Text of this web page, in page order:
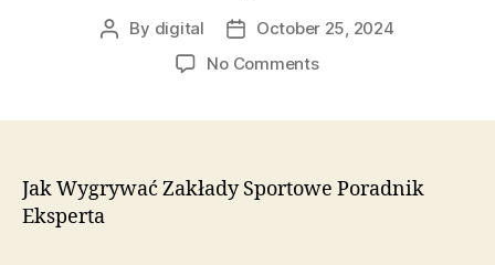
By digital
October 25, 2024
No Comments
Jak Wygrywać Zakłady Sportowe Poradnik
Eksperta